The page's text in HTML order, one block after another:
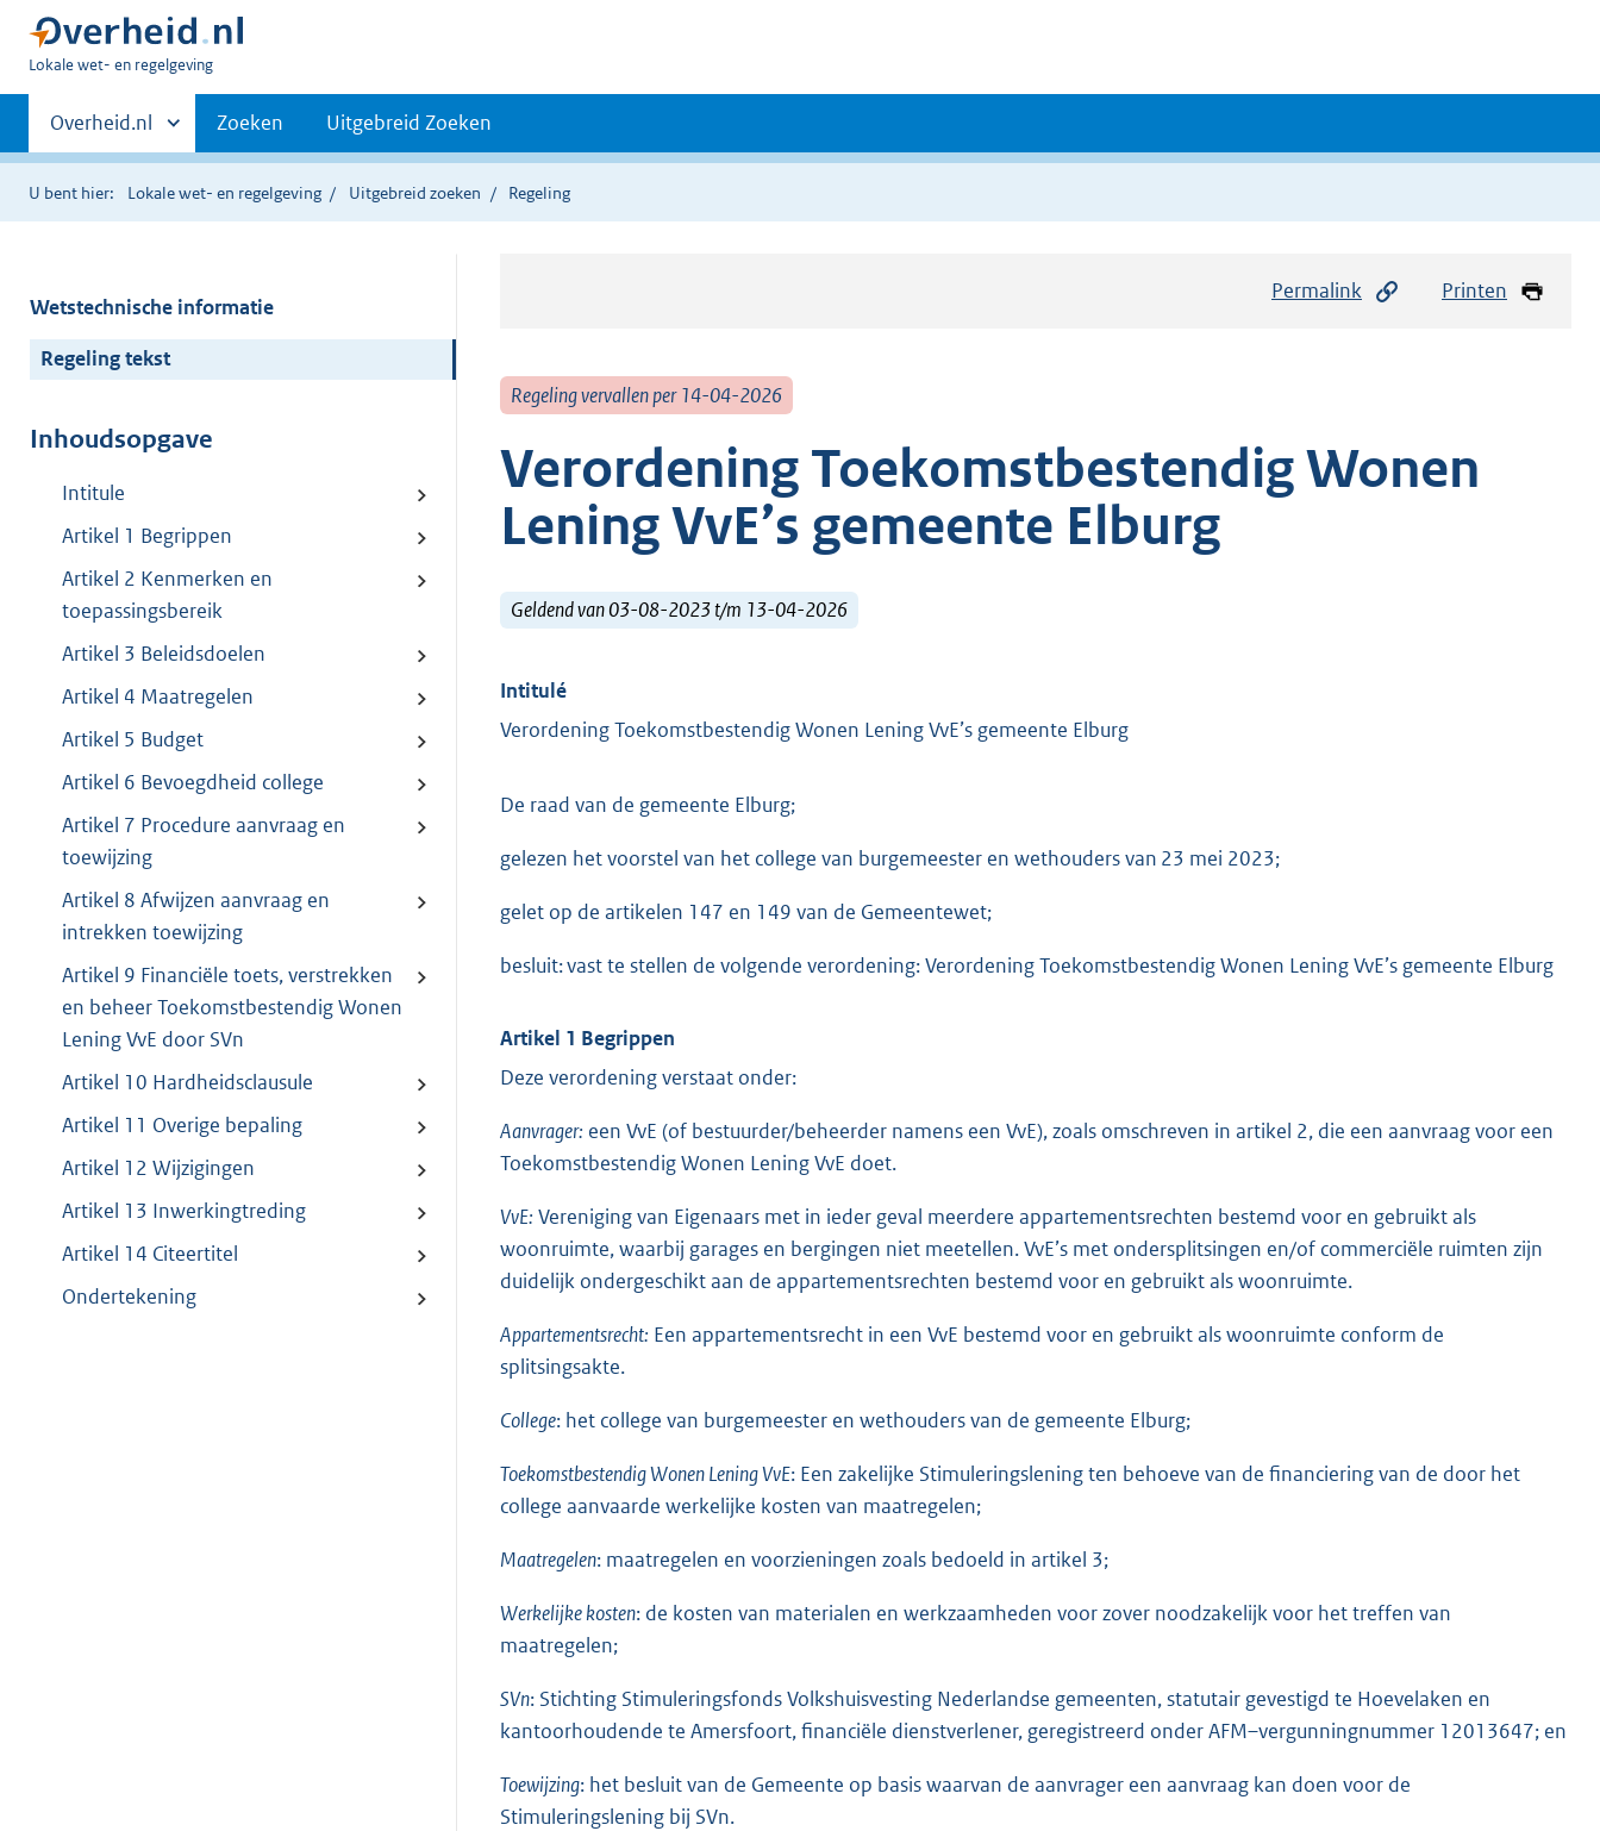
U
hier:
Lokale wet- en regelgeving
Primaire
navigatie
Andere
sites
binnen
Overheid.nl Zoeken Uitgebreid Zoeken
U bent hier: Lokale wet- en regelgeving Uitgebreid zoeken Regeling
Wetstechnische informatie
Regeling tekst
Inhoudsopgave
Intitule
Artikel 1 Begrippen
Artikel 2 Kenmerken en
toepassingsbereik
Artikel 3 Beleidsdoelen
Artikel 4 Maatregelen
Artikel 5 Budget
Artikel 6 Bevoegdheid college
Artikel 7 Procedure aanvraag en
toewijzing
Artikel 8 Afwijzen aanvraag en
intrekken toewijzing
Artikel 9 Financiële toets, verstrekken
en beheer Toekomstbestendig Wonen
Lening VvE door SVn
Artikel 10 Hardheidsclausule
Artikel 11 Overige bepaling
Artikel 12 Wijzigingen
Artikel 13 Inwerkingtreding
Artikel 14 Citeertitel
Ondertekening
Permalink Printen
Regeling vervallen per 14-04-2026
Verordening Toekomstbestendig Wonen
Lening VvE’s gemeente Elburg
Geldend van 03-08-2023 t/m 13-04-2026
Intitulé
Verordening Toekomstbestendig Wonen Lening VvE’s gemeente Elburg
De raad van de gemeente Elburg;
gelezen het voorstel van het college van burgemeester en wethouders van 23 mei 2023;
gelet op de artikelen 147 en 149 van de Gemeentewet;
besluit: vast te stellen de volgende verordening: Verordening Toekomstbestendig Wonen Lening VvE’s gemeente Elburg
Artikel 1 Begrippen
Deze verordening verstaat onder:
Aanvrager: een VvE (of bestuurder/beheerder namens een VvE), zoals omschreven in artikel 2, die een aanvraag voor een
Toekomstbestendig Wonen Lening VvE doet.
VvE: Vereniging van Eigenaars met in ieder geval meerdere appartementsrechten bestemd voor en gebruikt als
woonruimte, waarbij garages en bergingen niet meetellen. VvE’s met ondersplitsingen en/of commerciële ruimten zijn
duidelijk ondergeschikt aan de appartementsrechten bestemd voor en gebruikt als woonruimte.
Appartementsrecht: Een appartementsrecht in een VvE bestemd voor en gebruikt als woonruimte conform de
splitsingsakte.
College: het college van burgemeester en wethouders van de gemeente Elburg;
Toekomstbestendig Wonen Lening VvE: Een zakelijke Stimuleringslening ten behoeve van de financiering van de door het
college aanvaarde werkelijke kosten van maatregelen;
Maatregelen: maatregelen en voorzieningen zoals bedoeld in artikel 3;
Werkelijke kosten: de kosten van materialen en werkzaamheden voor zover noodzakelijk voor het treffen van
maatregelen;
SVn: Stichting Stimuleringsfonds Volkshuisvesting Nederlandse gemeenten, statutair gevestigd te Hoevelaken en
kantoorhoudende te Amersfoort, financiële dienstverlener, geregistreerd onder AFM–vergunningnummer 12013647; en
Toewijzing: het besluit van de Gemeente op basis waarvan de aanvrager een aanvraag kan doen voor de
Stimuleringslening bij SVn.